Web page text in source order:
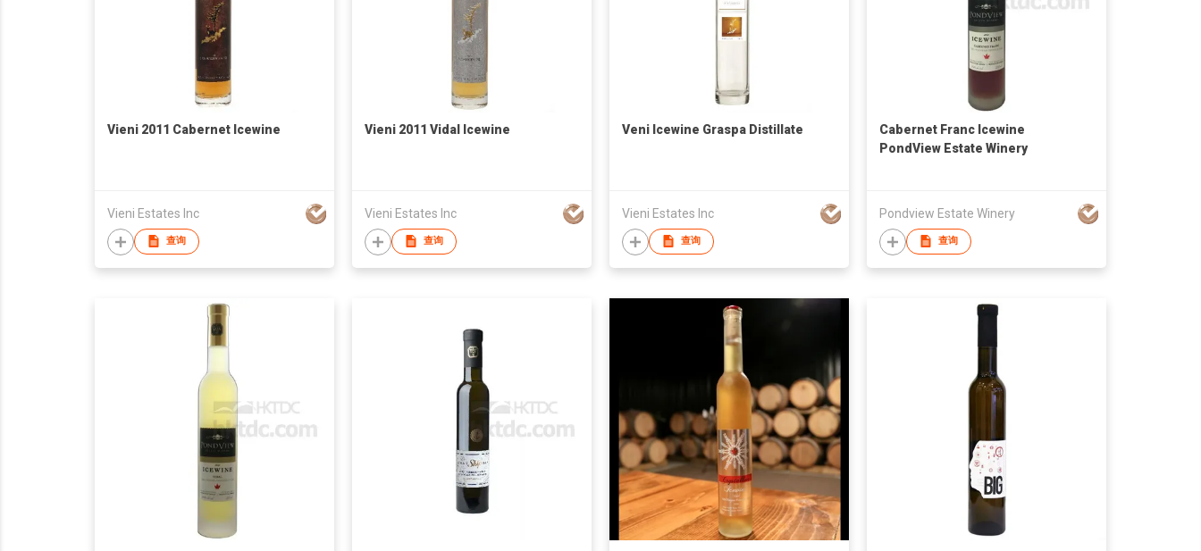
Vieni 2011 Cabernet Icewine
Vieni Estates Inc
查询
Vieni 2011 Vidal Icewine
Vieni Estates Inc
查询
Veni Icewine Graspa Distillate
Vieni Estates Inc
查询
Cabernet Franc Icewine
PondView Estate Winery
Pondview Estate Winery
查询